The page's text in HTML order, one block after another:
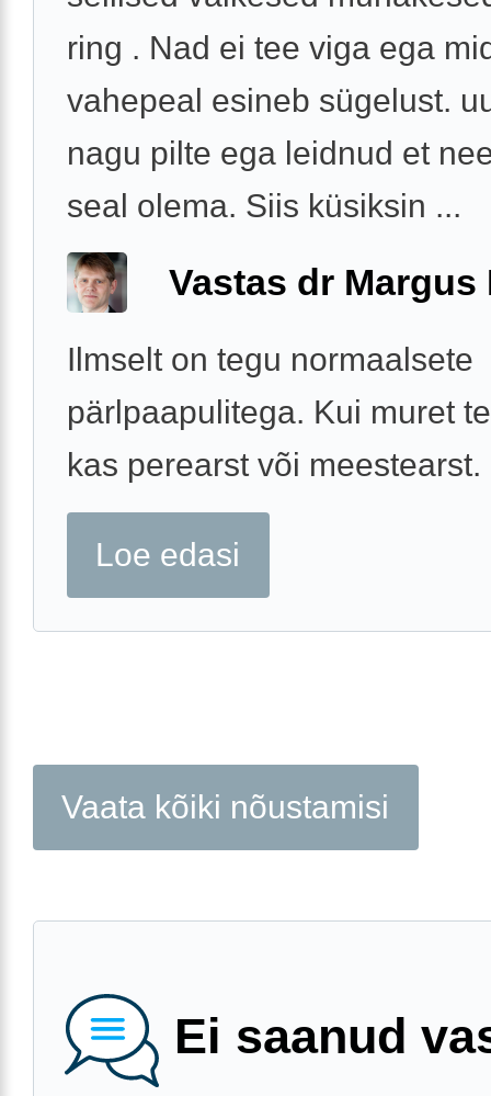
ring . Nad ei tee viga ega
vahepeal esineb sügelust.
nagu pilte ega leidnud et
seal olema. Siis küsiksin ...
Vastas dr Margus
Ilmselt on tegu normaalsete
pärlpaapulitega. Kui muret
kas perearst või meestearst.
Loe edasi
Vaata kõiki nõustamisi
Ei saanud